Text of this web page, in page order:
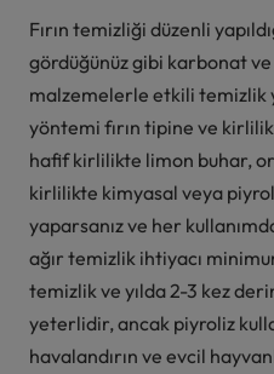
Fırın temizliği düzenli
gördüğünüz gibi karbonat
malzemelerle etkili temizlik
yöntemi fırın tipine ve
hafif kirlilikte limon buhar,
kirlilikte kimyasal veya
yaparsanız ve her
ağır temizlik ihtiyacı
temizlik ve yılda 2-3 kez
yeterlidir, ancak piyroliz
havalandırın ve evcil